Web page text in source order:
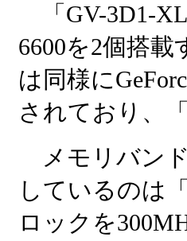
「GV-3D1-
6600を2個搭
は同様に
されており、
メモリバンド
しているのは
ロックを